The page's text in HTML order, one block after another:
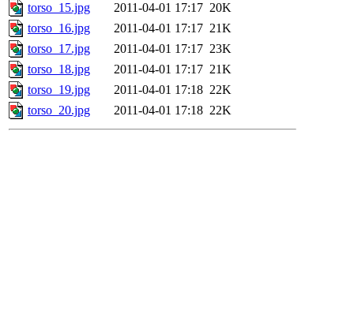
torso_15.jpg
2011-04-01 17:17 20K
torso_16.jpg
2011-04-01 17:17 21K
torso_17.jpg
2011-04-01 17:17 23K
torso_18.jpg
2011-04-01 17:17 21K
torso_19.jpg
2011-04-01 17:18 22K
torso_20.jpg
2011-04-01 17:18 22K